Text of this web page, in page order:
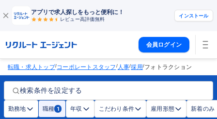
アプリで求人探しをもっと便利に！
レビュー高評価無料
インストール
会員ログイン
転職・求人トップ/コーポレートスタッフ/人事/採用/フォトラクション
検索条件を設定する
勤務地 職種 1 年収 こだわり条件 雇用形態 新着のみ